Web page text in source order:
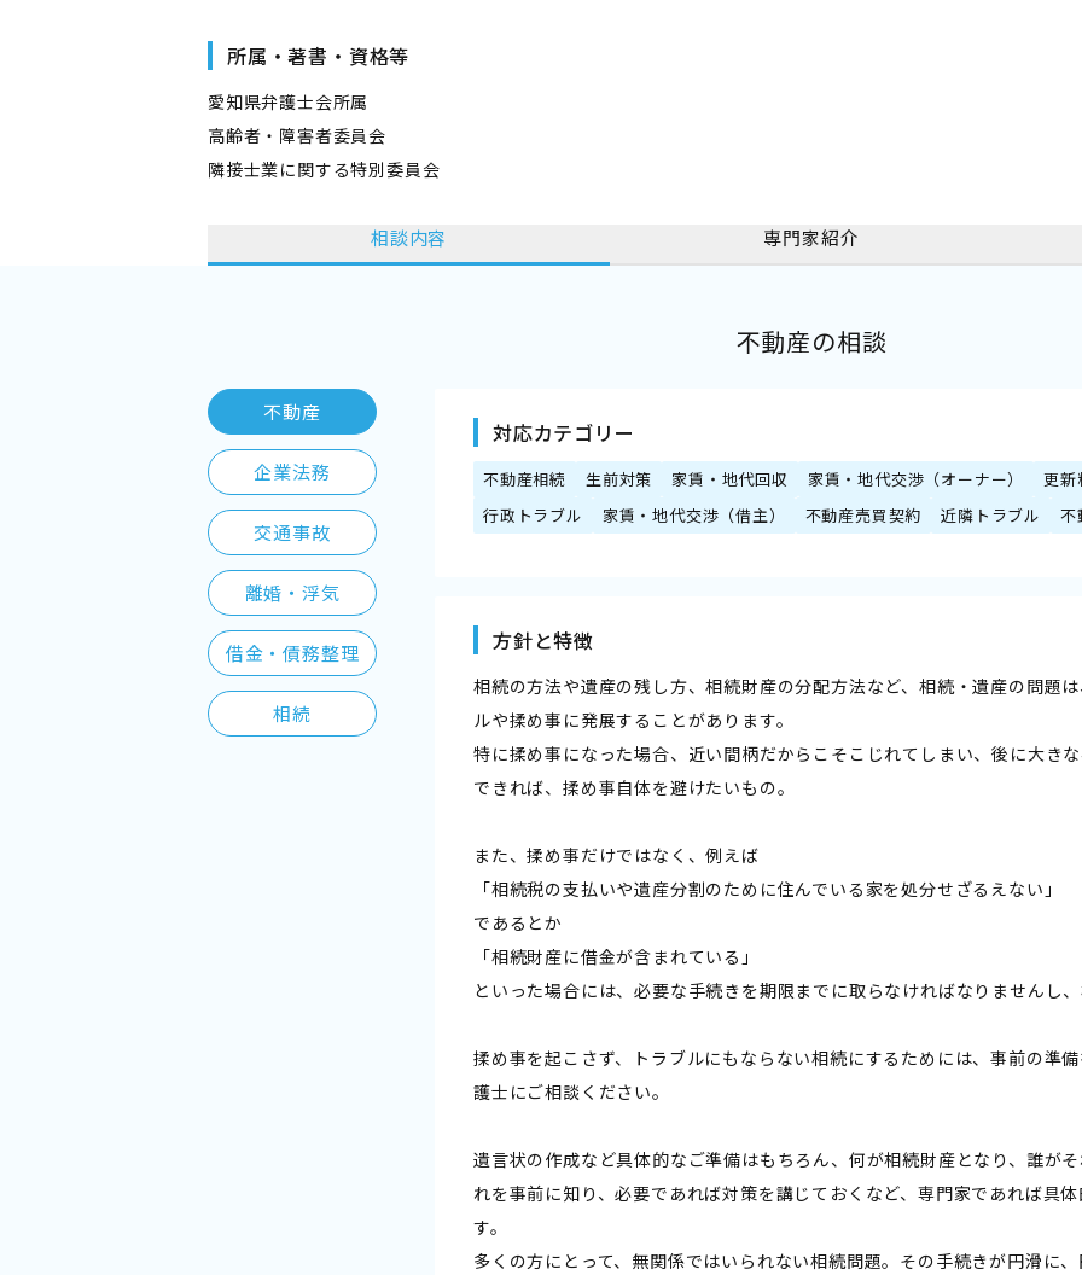
所属・著書・資格等
愛知県弁護士会所属
高齢者・障害者委員会
隣接士業に関する特別委員会
相談内容 専門家紹介
不動産の相談
不動産
企業法務
交通事故
離婚・浮気
借金・債務整理
相続
対応カテゴリー
不動産相続 生前対策 家賃・地代回収 家賃・地代交渉（オーナー）
更新
行政トラブル
家賃・地代交渉（借主） 不動産売買契約 近隣トラブル 不
方針と特徴
相続の方法や遺産の残し方、相続財産の分配方法など、相続・遺産の問題
ルや揉め事に発展することがあります。
特に揉め事になった場合、近い間柄だからこそこじれてしまい、後に大き
できれば、揉め事自体を避けたいもの。
また、揉め事だけではなく、例えば
「相続税の支払いや遺産分割のために住んでいる家を処分せざるえない」
であるとか
「相続財産に借金が含まれている」
といった場合には、必要な手続きを期限までに取らなければなりませんし
揉め事を起こさず、トラブルにもならない相続にするためには、事前の準
護士にご相談ください。
遺言状の作成など具体的なご準備はもちろん、何が相続財産となり、誰が
れを事前に知り、必要であれば対策を講じておくなど、専門家であれば具
す。
多くの方にとって、無関係ではいられない相続問題。その手続きが円滑に